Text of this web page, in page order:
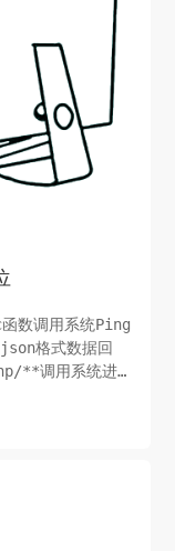
数调用系统Ping
格式数据回
**调用系统进行
不到主机